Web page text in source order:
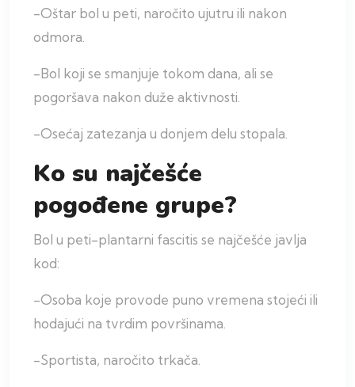
-Oštar bol u peti, naročito ujutru ili nakon
odmora.
-Bol koji se smanjuje tokom dana, ali se
pogoršava nakon duže aktivnosti.
-Osećaj zatezanja u donjem delu stopala.
Ko su najčešće
pogođene grupe?
Bol u peti-plantarni fascitis se najčešće javlja
kod:
-Osoba koje provode puno vremena stojeći ili
hodajući na tvrdim površinama.
-Sportista, naročito trkača.